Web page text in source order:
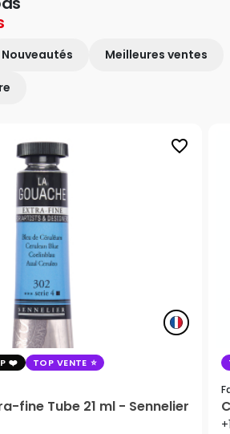
Nouveautés Meilleures ventes
favorite_border
TOP VENTE
fine Tube 21 ml - Sennelier